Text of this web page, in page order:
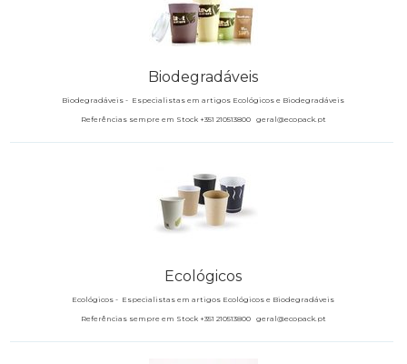
Biodegradáveis
Biodegradáveis - Especialistas em artigos Ecológicos e Biodegradáveis
Referências sempre em Stock +351 210513800 geral@ecopack.pt
Ecológicos
Ecológicos - Especialistas em artigos Ecológicos e Biodegradáveis
Referências sempre em Stock +351 210513800 geral@ecopack.pt